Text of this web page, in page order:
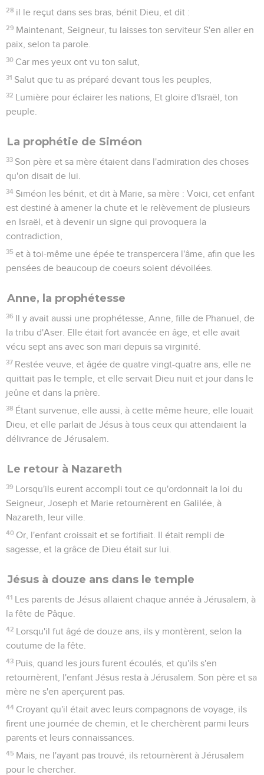
28 il le reçut dans ses bras, bénit Dieu, et dit :
29 Maintenant, Seigneur, tu laisses ton serviteur S'en aller en
paix, selon ta parole.
30 Car mes yeux ont vu ton salut,
31 Salut que tu as préparé devant tous les peuples,
32 Lumière pour éclairer les nations, Et gloire d'Israël, ton
peuple.
La prophétie de Siméon
33 Son père et sa mère étaient dans l'admiration des choses
qu'on disait de lui.
34 Siméon les bénit, et dit à Marie, sa mère : Voici, cet enfant
est destiné à amener la chute et le relèvement de plusieurs
en Israël, et à devenir un signe qui provoquera la
contradiction,
35 et à toi-même une épée te transpercera l'âme, afin que les
pensées de beaucoup de coeurs soient dévoilées.
Anne, la prophétesse
36 Il y avait aussi une prophétesse, Anne, fille de Phanuel, de
la tribu d'Aser. Elle était fort avancée en âge, et elle avait
vécu sept ans avec son mari depuis sa virginité.
37 Restée veuve, et âgée de quatre vingt-quatre ans, elle ne
quittait pas le temple, et elle servait Dieu nuit et jour dans le
jeûne et dans la prière.
38 Étant survenue, elle aussi, à cette même heure, elle louait
Dieu, et elle parlait de Jésus à tous ceux qui attendaient la
délivrance de Jérusalem.
Le retour à Nazareth
39 Lorsqu'ils eurent accompli tout ce qu'ordonnait la loi du
Seigneur, Joseph et Marie retournèrent en Galilée, à
Nazareth, leur ville.
40 Or, l'enfant croissait et se fortifiait. Il était rempli de
sagesse, et la grâce de Dieu était sur lui.
Jésus à douze ans dans le temple
41 Les parents de Jésus allaient chaque année à Jérusalem, à
la fête de Pâque.
42 Lorsqu'il fut âgé de douze ans, ils y montèrent, selon la
coutume de la fête.
43 Puis, quand les jours furent écoulés, et qu'ils s'en
retournèrent, l'enfant Jésus resta à Jérusalem. Son père et sa
mère ne s'en aperçurent pas.
44 Croyant qu'il était avec leurs compagnons de voyage, ils
firent une journée de chemin, et le cherchèrent parmi leurs
parents et leurs connaissances.
45 Mais, ne l'ayant pas trouvé, ils retournèrent à Jérusalem
pour le chercher.